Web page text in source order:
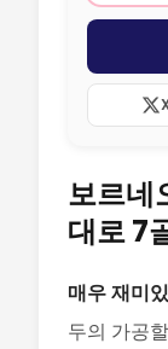
보르네
대로 7
매우 재미
두의 가공